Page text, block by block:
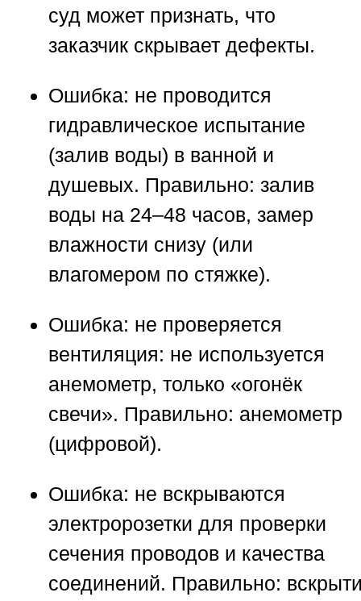
суд может признать, что
заказчик скрывает дефекты.
Ошибка: не проводится
гидравлическое испытание
(залив воды) в ванной и
душевых. Правильно: залив
воды на 24–48 часов, замер
влажности снизу (или
влагомером по стяжке).
Ошибка: не проверяется
вентиляция: не используется
анемометр, только «огонёк
свечи». Правильно: анемометр
(цифровой).
Ошибка: не вскрываются
электророзетки для проверки
сечения проводов и качества
соединений. Правильно: